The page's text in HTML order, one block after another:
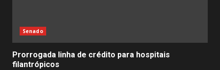
Senado
Prorrogada linha de crédito para hospitais
filantrópicos